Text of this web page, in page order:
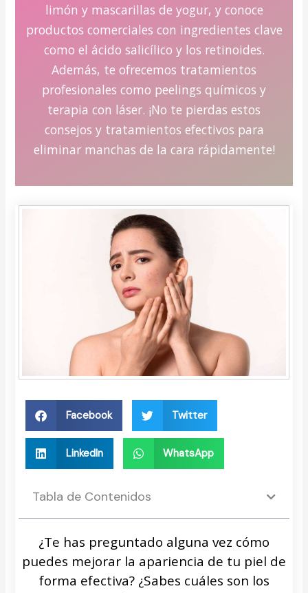
limón y mascarillas de yogur, y conoce
productos comerciales con ingredientes clave
como el ácido salicílico y los retinoides.
Además, te ofrecemos tratamientos
profesionales como peelings químicos y
terapia con láser. ¡No te pierdas estos
consejos y tratamientos efectivos para
eliminar manchas de la cara rápidamente!
Facebook Twitter
LinkedIn WhatsApp
Tabla de Contenidos
¿Te has preguntado alguna vez cómo
puedes mejorar la apariencia de tu piel de
forma efectiva? ¿Sabes cuáles son los